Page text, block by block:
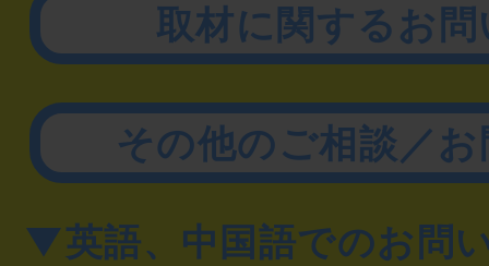
取材に関するお
その他のご相談／
▼英語、中国語でのお問